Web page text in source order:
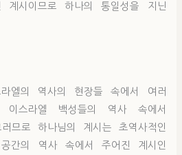
계시이므로 하나의 통일성을 지닌
엘의 역사의 현장들 속에서 여러
스라엘 백성들의 역사 속에서
므로 하나님의 계시는 초역사적인
간의 역사 속에서 주어진 계시인